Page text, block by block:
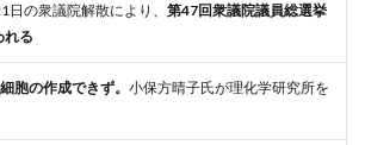
日の衆議院解散により、 第47回衆議院議員総選挙
れる
胞の作成できず。 小保方晴子氏が理化学研究所を